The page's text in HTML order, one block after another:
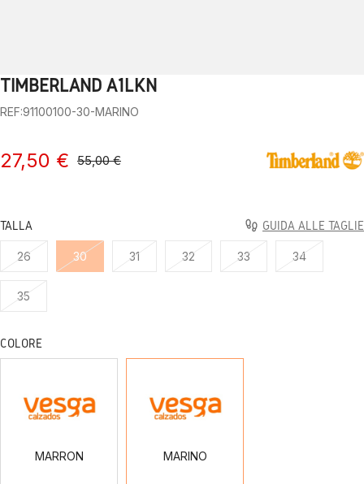
1 2 3 4
TIMBERLAND A1LKN
REF:91100100-30-MARINO
27,50 € 55,00 €
TALLA GUIDA ALLE TAGLIE
26 30 31 32 33 34
35
COLORE
MARRON MARINO